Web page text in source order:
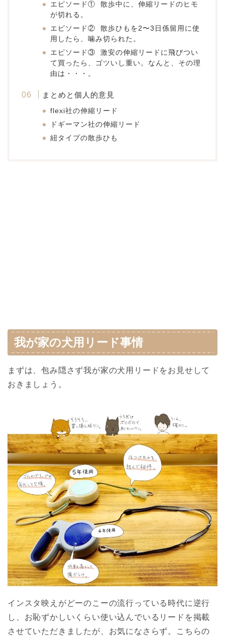
エピソード① 散歩中に、伸縮リードのヒモ
が切れる。
エピソード② 散歩ひもを2〜3日係留用に使
用したら、噛み切られた。
エピソード③ 激安の伸縮リードに飛びつい
て買ったら、ゴツいし重い。なんと、その理
由は・・・。
まとめと個人的意見
flexi社の伸縮リード
ドギーマン社の伸縮リード
紐タイプの散歩ひも
我が家の犬用リード事情
まずは、包み隠さず我が家の犬用リードをお見せして
おきましょう。
インスタ映えがどーのこーの流行っている時代に逆行
し、お恥ずかしいくらい使い込んでいるリードを掲載
させていただきましたが、お気になさらず。こちらの